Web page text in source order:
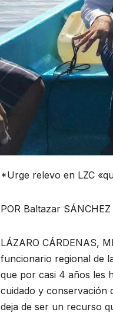
*Urge relevo en LZC
POR Baltazar
LÁZARO CÁRDENAS,
funcionario regional de
que por casi 4 años les
cuidado y conservación
deja de ser un recurso